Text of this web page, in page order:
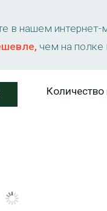
в нашем интернет-
чем на полке
Количество